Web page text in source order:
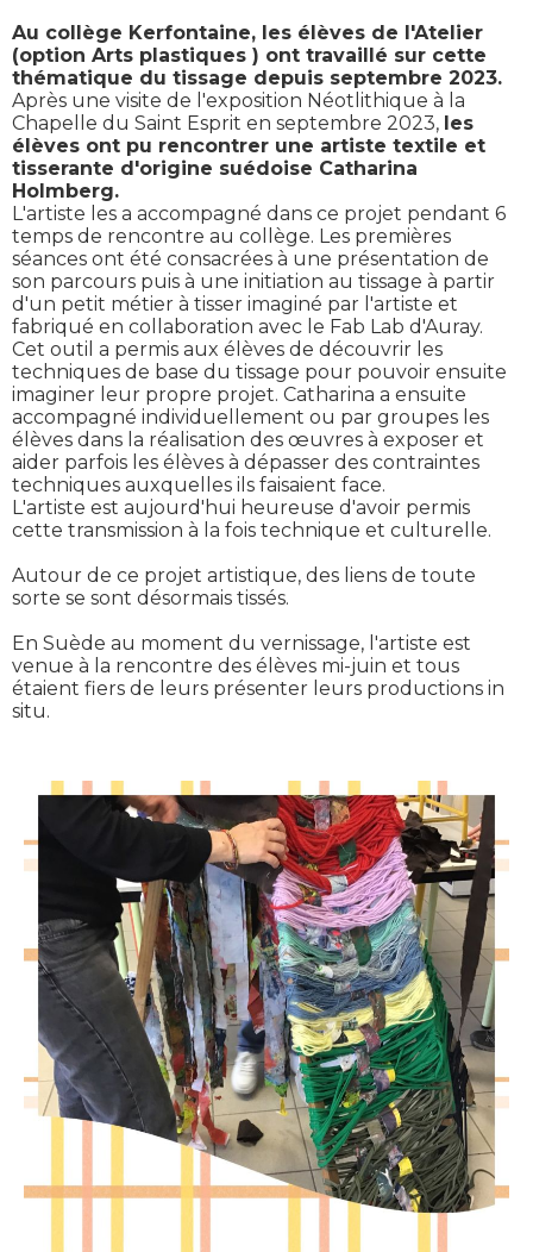
Au collège Kerfontaine, les élèves de l'Atelier
(option Arts plastiques ) ont travaillé sur cette
thématique du tissage depuis septembre 2023.
Après une visite de l'exposition Néotlithique à la
Chapelle du Saint Esprit en septembre 2023, les
élèves ont pu rencontrer une artiste textile et
tisserante d'origine suédoise Catharina
Holmberg.
L'artiste les a accompagné dans ce projet pendant 6
temps de rencontre au collège. Les premières
séances ont été consacrées à une présentation de
son parcours puis à une initiation au tissage à partir
d'un petit métier à tisser imaginé par l'artiste et
fabriqué en collaboration avec le Fab Lab d'Auray.
Cet outil a permis aux élèves de découvrir les
techniques de base du tissage pour pouvoir ensuite
imaginer leur propre projet. Catharina a ensuite
accompagné individuellement ou par groupes les
élèves dans la réalisation des œuvres à exposer et
aider parfois les élèves à dépasser des contraintes
techniques auxquelles ils faisaient face.
L'artiste est aujourd'hui heureuse d'avoir permis
cette transmission à la fois technique et culturelle.
Autour de ce projet artistique, des liens de toute
sorte se sont désormais tissés.
En Suède au moment du vernissage, l'artiste est
venue à la rencontre des élèves mi-juin et tous
étaient fiers de leurs présenter leurs productions in
situ.